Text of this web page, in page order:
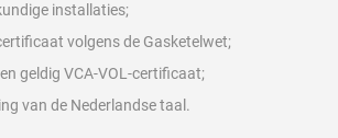
installaties;
volgens de Gasketelwet;
geldig VCA-VOL-certificaat;
van de Nederlandse taal.